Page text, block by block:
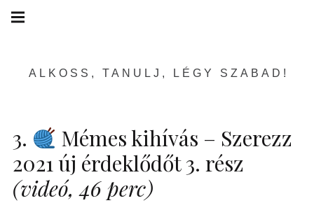
Skip
ALKOSS, TANULJ, LÉGY SZABAD!
navigation
3.
Mémes kihívás – Szerezz
2021 új érdeklődőt 3. rész
(videó, 46 perc)